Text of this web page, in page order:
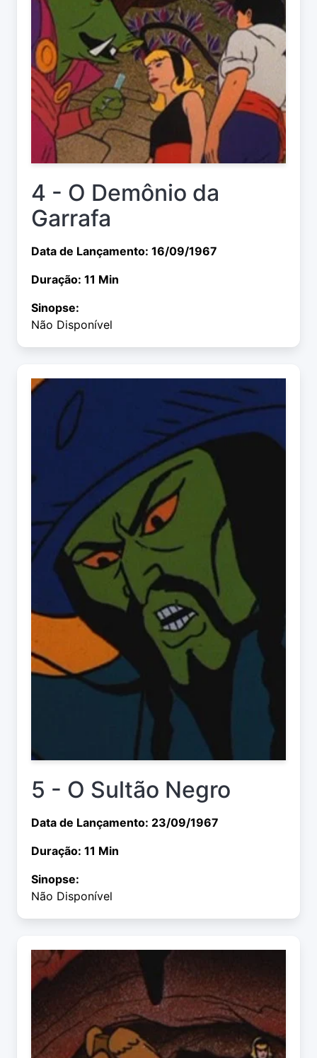
4 - O Demônio da
Garrafa
Data de Lançamento: 16/09/1967
Duração: 11 Min
Sinopse:
Não Disponível
5 - O Sultão Negro
Data de Lançamento: 23/09/1967
Duração: 11 Min
Sinopse:
Não Disponível